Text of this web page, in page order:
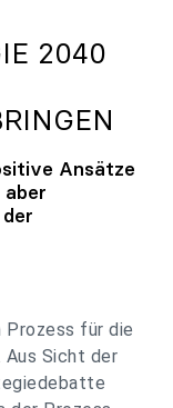
2040
Ansätze
für die
Aus Sicht der